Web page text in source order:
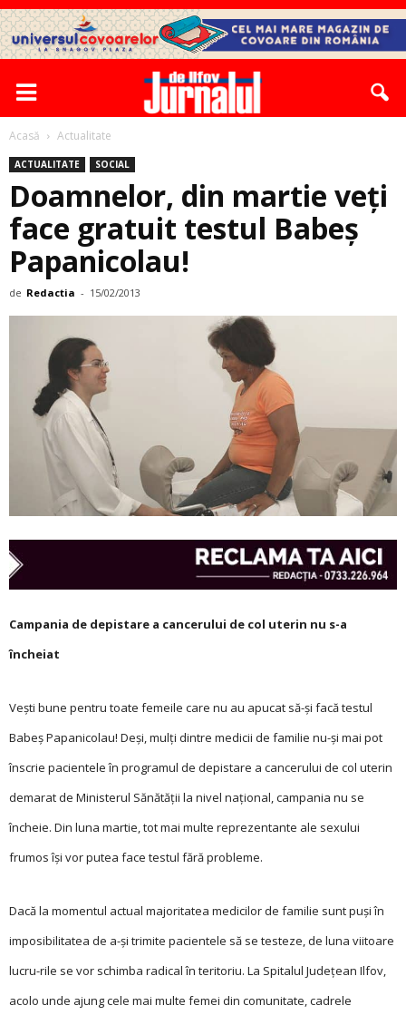
Acasă Actualitate
ACTUALITATE SOCIAL
Doamnelor, din martie veţi
face gratuit testul Babeș
Papanicolau!
de Redactia - 15/02/2013
Campania de depistare a cancerului de col uterin nu s-a
încheiat
Veşti bune pentru toate femeile care nu au apucat să-şi facă testul
Babeş Papanicolau! Deşi, mulţi dintre medicii de familie nu-şi mai pot
înscrie pacientele în programul de depistare a cancerului de col uterin
demarat de Ministerul Sănătăţii la nivel naţional, campania nu se
încheie. Din luna martie, tot mai multe reprezentante ale sexului
frumos îşi vor putea face testul fără probleme.
Dacă la momentul actual majoritatea medicilor de familie sunt puşi în
imposibilitatea de a-şi trimite pacientele să se testeze, de luna viitoare
lucru-rile se vor schimba radical în teritoriu. La Spitalul Judeţean Ilfov,
acolo unde ajung cele mai multe femei din comunitate, cadrele